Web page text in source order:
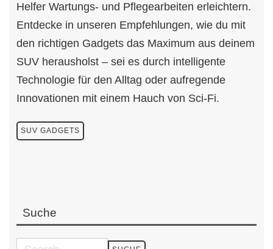
Helfer Wartungs- und Pflegearbeiten erleichtern.
Entdecke in unseren Empfehlungen, wie du mit
den richtigen Gadgets das Maximum aus deinem
SUV herausholst – sei es durch intelligente
Technologie für den Alltag oder aufregende
Innovationen mit einem Hauch von Sci-Fi.
SUV GADGETS
Suche